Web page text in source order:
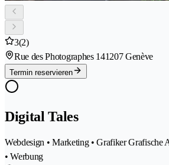
3(2)
Rue des Photographes 141207 Genève
Termin reservieren
Digital Tales
Webdesign • Marketing • Grafiker Grafische
• Werbung